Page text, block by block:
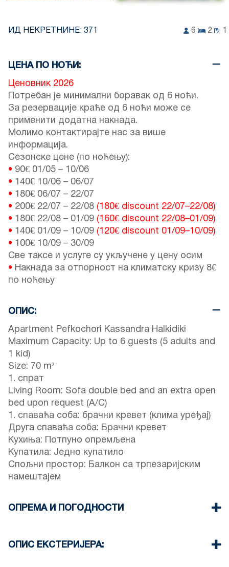
ИД НЕКРЕТНИНЕ: 371 6 2 1
ЦЕНА ПО НОЋИ:
Ценовник 2026
Потребан је минимални боравак од 6 ноћи.
За резервације краће од 6 ноћи може се
применити додатна накнада.
Молимо контактирајте нас за више
информација.
Сезонске цене (по ноћењу):
• 90€ 01/05 – 10/06
• 140€ 10/06 – 06/07
• 180€ 06/07 – 22/07
• 200€ 22/07 – 22/08 (180€ discount 22/07–22/08)
• 180€ 22/08 – 01/09 (160€ discount 22/08–01/09)
• 140€ 01/09 – 10/09 (120€ discount 01/09–10/09)
• 100€ 10/09 – 30/09
Све таксе и услуге су укључене у цену осим
• Накнада за отпорност на климатску кризу 8€
по ноћењу
ОПИС:
Apartment Pefkochori Kassandra Halkidiki
Maximum Capacity: Up to 6 guests (5 adults and
1 kid)
Size: 70 m²
1. спрат
Living Room: Sofa double bed and an extra open
bed upon request (A/C)
1. спаваћа соба: брачни кревет (клима уређај)
Друга спаваћа соба: Брачни кревет
Кухиња: Потпуно опремљена
Купатила: Једно купатило
Спољни простор: Балкон са трпезаријским
намештајем
ОПРЕМА И ПОГОДНОСТИ
Два клима уређаја
ОПИС ЕКСТЕРИЈЕРА: